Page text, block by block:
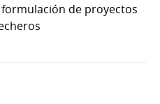
de proyectos